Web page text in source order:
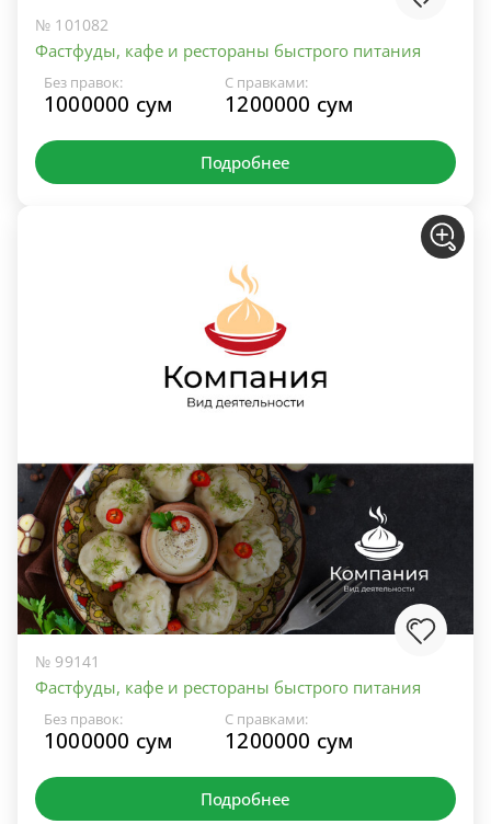
№ 101082
Фастфуды, кафе и рестораны быстрого питания
Без правок:
1000000 сум
С правками:
1200000 сум
Подробнее
№ 99141
Фастфуды, кафе и рестораны быстрого питания
Без правок:
1000000 сум
С правками:
1200000 сум
Подробнее